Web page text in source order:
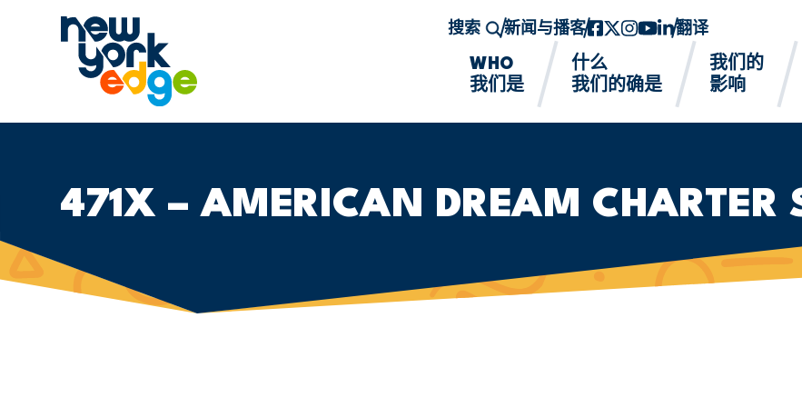
跳至主要内容
搜索 新闻与播客Facebook
twitter-x
Instagram的
YouTube
领英翻译
WHO
我们是
什么
我们的确是
我们的
影响
471X – AMERICAN DREAM CHARTER